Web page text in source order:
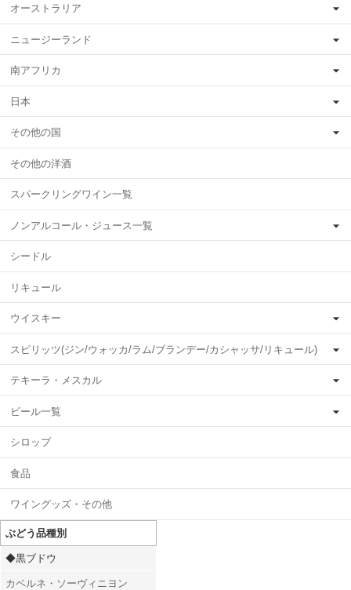
オーストラリア
ニュージーランド
南アフリカ
日本
その他の国
その他の洋酒
スパークリングワイン一覧
ノンアルコール・ジュース一覧
シードル
リキュール
ウイスキー
スピリッツ(ジン/ウォッカ/ラム/ブランデー/カシャッサ/リキュール)
テキーラ・メスカル
ビール一覧
シロップ
食品
ワイングッズ・その他
ぶどう品種別
◆黒ブドウ
カベルネ・ソーヴィニヨン